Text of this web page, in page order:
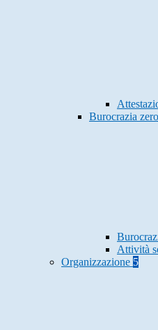
Burocrazia zero
Attività
Organizzazione 5